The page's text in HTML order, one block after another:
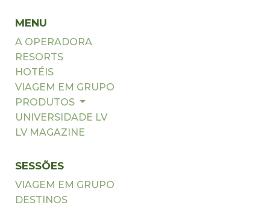
MENU
A OPERADORA
RESORTS
HOTÉIS
VIAGEM EM GRUPO
PRODUTOS
UNIVERSIDADE LV
LV MAGAZINE
SESSÕES
VIAGEM EM GRUPO
DESTINOS